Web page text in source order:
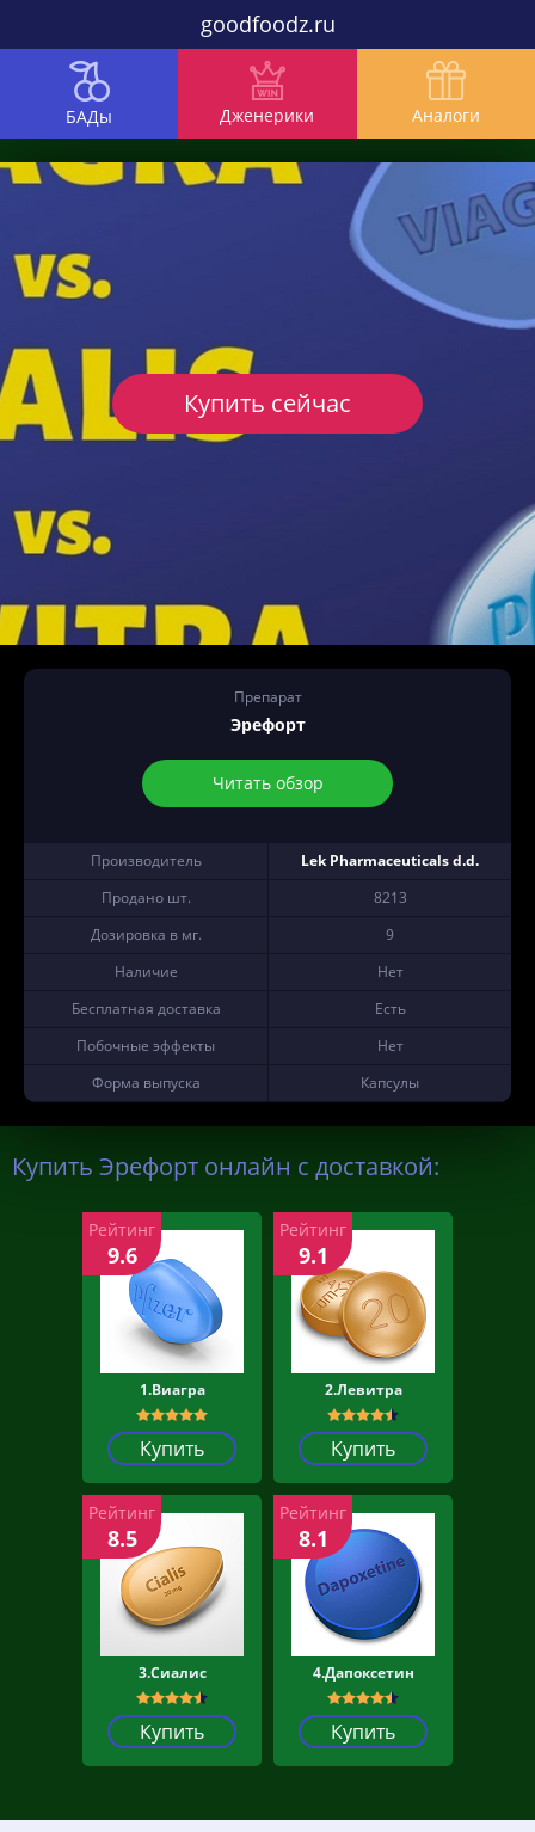
goodfoodz.ru
БАДы Дженерики Аналоги
Препарат
Эрефорт
Читать обзор
Производитель
Lek Pharmaceuticals d.d.
Продано шт.
8213
Дозировка в мг.
9
Наличие
Нет
Бесплатная доставка
Есть
Побочные эффекты
Нет
Форма выпуска
Капсулы
Купить сейчас
Купить Эрефорт онлайн с доставкой:
1.Виагра
Купить
Рейтинг
9.6
2.Левитра
Купить
Рейтинг
9.1
3.Сиалис
Купить
Рейтинг
8.5
4.Дапоксетин
Купить
Рейтинг
8.1